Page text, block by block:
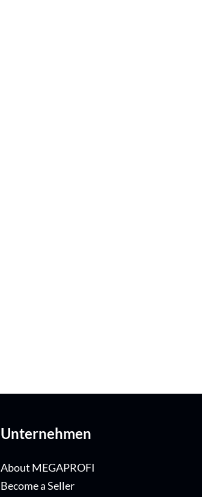
Unternehmen
About MEGAPROFI
Become a Seller